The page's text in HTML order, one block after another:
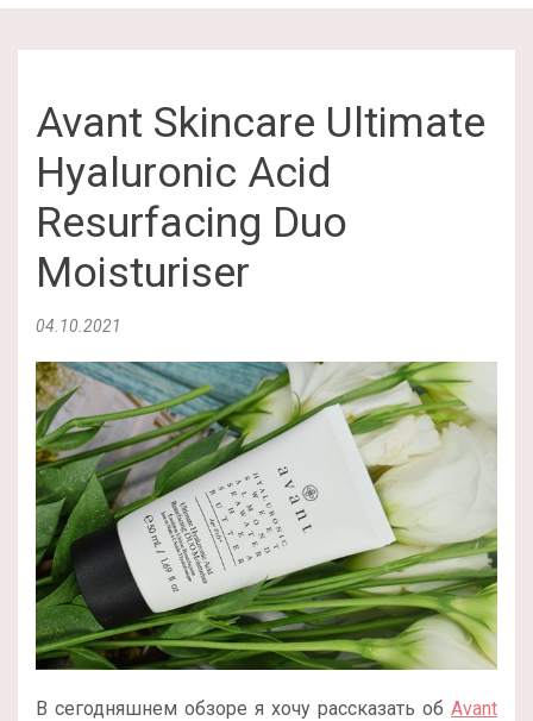
Avant Skincare Ultimate
Hyaluronic Acid
Resurfacing Duo
Moisturiser
04.10.2021
В сегодняшнем обзоре я хочу рассказать об Avant